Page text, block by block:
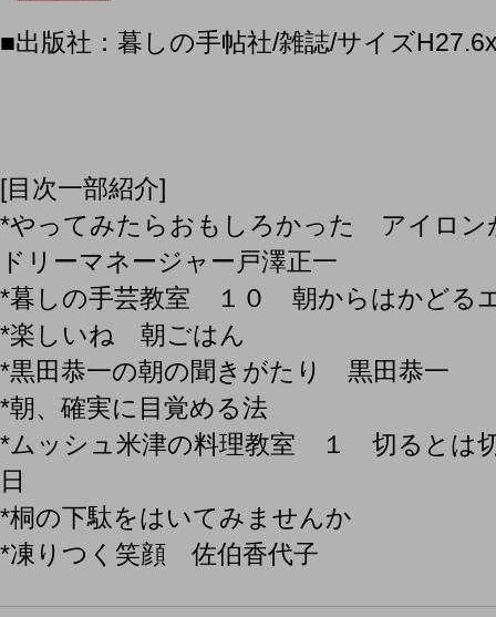
■出版社：暮しの手帖社/雑誌/サイ
[目次一部紹介]
*やってみたらおもしろかった アイロ
ドリーマネージャー戸澤正一
*暮しの手芸教室 １０ 朝からはか
*楽しいね 朝ごはん
*黒田恭一の朝の聞きがたり 黒
*朝、確実に目覚める法
*ムッシュ米津の料理教室 １ 切るとは
日
*桐の下駄をはいてみませんか
*凍りつく笑顔 佐伯香代子